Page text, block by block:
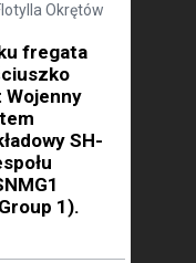
Okrętów
fregata
Wojenny
SH-
1).